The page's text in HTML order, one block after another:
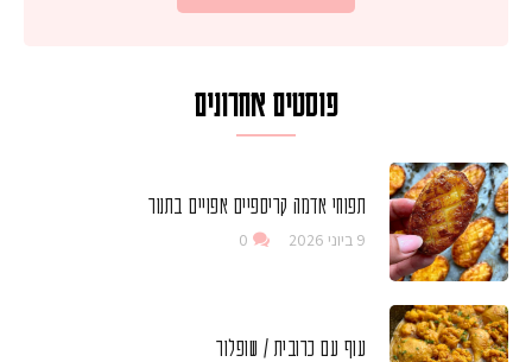
פוסטים אחרונים
תפוחי אדמה קריספיים אפויים בתנור
9 ביוני 2026 0
עוף עם כרובית / שופלור